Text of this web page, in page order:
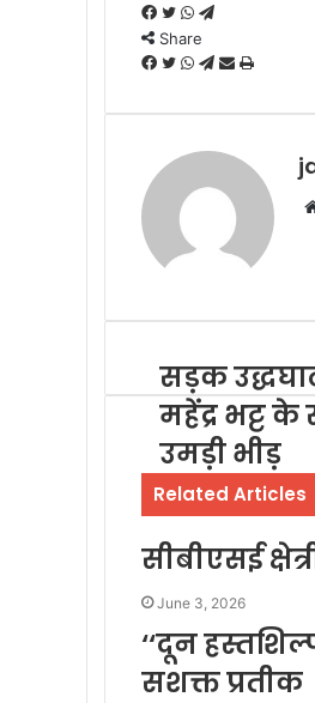
Facebook
Twitter
WhatsApp
Telegram
Share
Facebook
Twitter
WhatsApp
Telegram
Share
Email
Print
सड़क
महेंद्र भट्ट
उमड़ी भीड़
Related Articles
सीबीएसई
June 3, 2026
‘‘दून
सशक्त प्रतीक